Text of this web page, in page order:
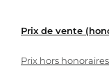
Prix de vente
Prix hors honoraires